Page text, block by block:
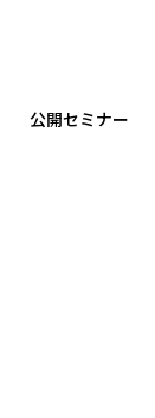
公開セミナー